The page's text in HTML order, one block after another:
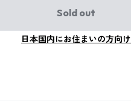
Sold out
日本国内にお住まいの方向け